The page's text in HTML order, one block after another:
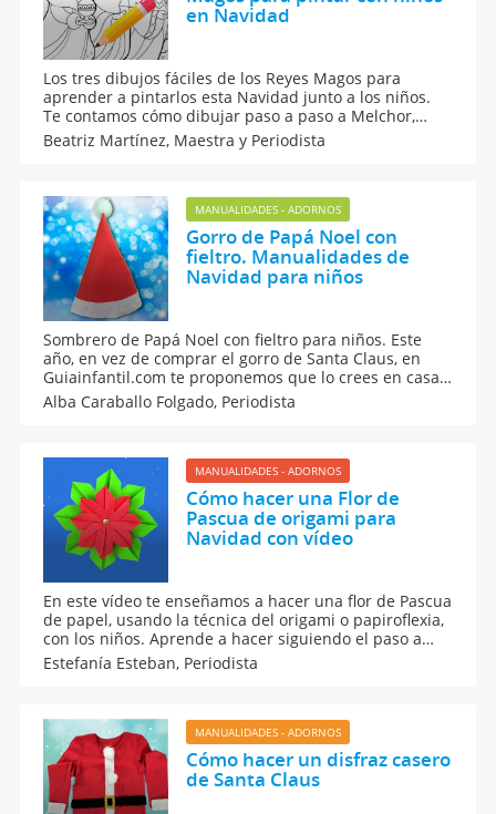
en Navidad
Los tres dibujos fáciles de los Reyes Magos para
aprender a pintarlos esta Navidad junto a los niños.
Te contamos cómo dibujar paso a paso a Melchor,
Gaspar y Baltasar de una forma muy sencilla y rápida.
Videotutoriales de cómo dibujar a sus Majestades los
Beatriz Martínez, Maestra y Periodista
MANUALIDADES - ADORNOS
Gorro de Papá Noel con
fieltro. Manualidades de
Navidad para niños
Sombrero de Papá Noel con fieltro para niños. Este
año, en vez de comprar el gorro de Santa Claus, en
Guiainfantil.com te proponemos que lo crees en casa
de forma casera. Te enseñamos a hacer este clásico
gorro rojo de Papá Noel de forma muy fácil utilizando
Alba Caraballo Folgado, Periodista
MANUALIDADES - ADORNOS
Cómo hacer una Flor de
Pascua de origami para
Navidad con vídeo
En este vídeo te enseñamos a hacer una flor de Pascua
de papel, usando la técnica del origami o papiroflexia,
con los niños. Aprende a hacer siguiendo el paso a
paso de este video tutorial de Guiainfantil.com. Invita
a tus hijos a hacerla y luego regalarla a los amigos y
Estefanía Esteban, Periodista
MANUALIDADES - ADORNOS
Cómo hacer un disfraz casero
de Santa Claus